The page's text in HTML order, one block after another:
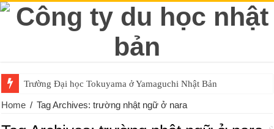
Trường Đại học Tokuyama ở Yamaguchi Nhật Bản
Home / Tag Archives: trường nhật ngữ ở nara